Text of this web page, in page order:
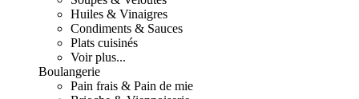
Huiles & Vinaigres
Condiments & Sauces
Plats cuisinés
Voir plus...
Boulangerie
Pain frais & Pain de mie